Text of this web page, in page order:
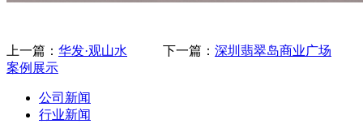
上一篇： 华发·观山水 下一篇： 深圳翡翠岛商业广场
案例展示
公司新闻
行业新闻